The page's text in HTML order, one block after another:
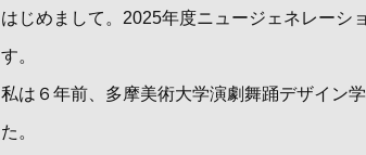
はじめまして。2025年度ニュージェネレーシ
す。
私は６年前、多摩美術大学演劇舞踊デザイン
た。